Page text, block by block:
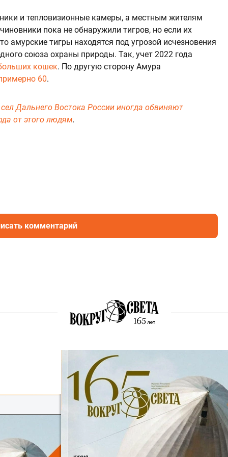
и тепловизионные камеры, а местным жителям
пока не обнаружили тигров, но если их
амурские тигры находятся под угрозой исчезновения
союза охраны природы. Так, учет 2022 года
кошек. По другую сторону Амура
60.
Дальнего Востока России иногда обвиняют
от этого людям.
комментарий